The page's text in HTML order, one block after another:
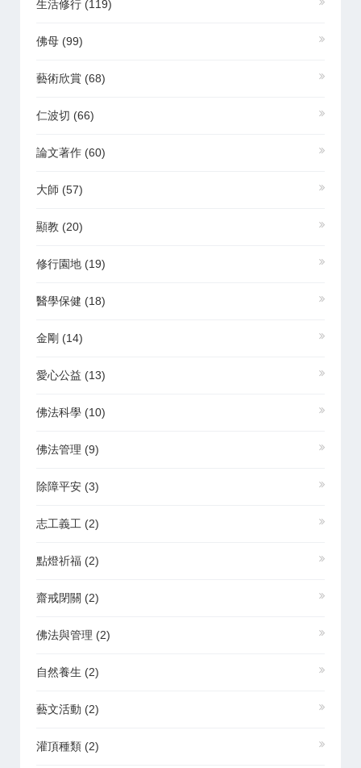
生活修行 (119)
佛母 (99)
藝術欣賞 (68)
仁波切 (66)
論文著作 (60)
大師 (57)
顯教 (20)
修行園地 (19)
醫學保健 (18)
金剛 (14)
愛心公益 (13)
佛法科學 (10)
佛法管理 (9)
除障平安 (3)
志工義工 (2)
點燈祈福 (2)
齋戒閉關 (2)
佛法與管理 (2)
自然養生 (2)
藝文活動 (2)
灌頂種類 (2)